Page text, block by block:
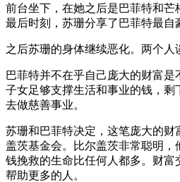
前台坐下，在她之后是巴菲特和芒
最后时刻，苏珊分享了巴菲特最自
之后苏珊的身体继续恶化。两个人
巴菲特并不在乎自己庞大的财富是
子女足够支撑生活和事业的钱，剩
去做慈善事业。
苏珊和巴菲特决定，这笔庞大的财
盖茨基金会。比尔盖茨非常聪明，
钱挽救的生命比任何人都多。财富
帮助更多的人。